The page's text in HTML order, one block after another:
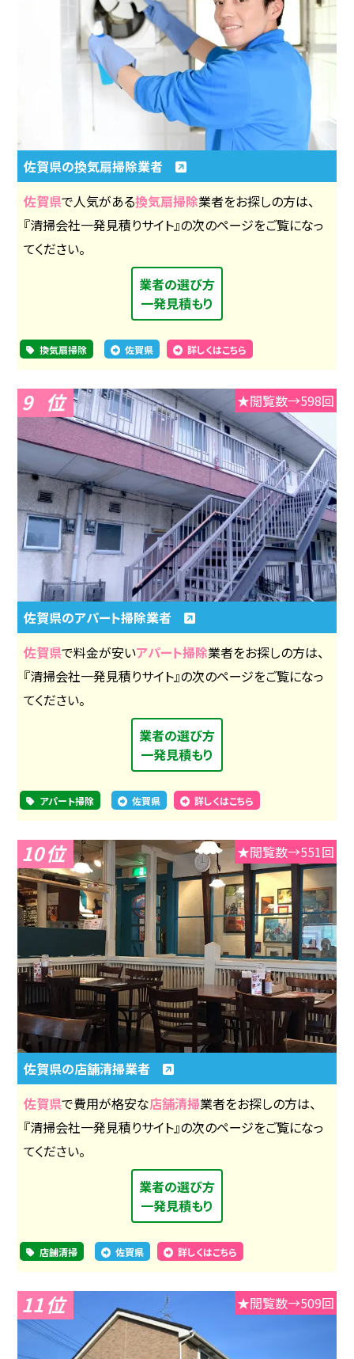
佐賀県の換気扇掃除業者
佐賀県で人気がある換気扇掃除業者をお探しの方は、
『清掃会社一発見積りサイト』の次のページをご覧になっ
てください。
業者の選び方
一発見積もり
換気扇掃除 佐賀県 詳しくはこちら
9 ★閲覧数→598回
佐賀県のアパート掃除業者
佐賀県で料金が安いアパート掃除業者をお探しの方は、
『清掃会社一発見積りサイト』の次のページをご覧になっ
てください。
業者の選び方
一発見積もり
アパート掃除 佐賀県 詳しくはこちら
10 ★閲覧数→551回
佐賀県の店舗清掃業者
佐賀県で費用が格安な店舗清掃業者をお探しの方は、
『清掃会社一発見積りサイト』の次のページをご覧になっ
てください。
業者の選び方
一発見積もり
店舗清掃 佐賀県 詳しくはこちら
11 ★閲覧数→509回